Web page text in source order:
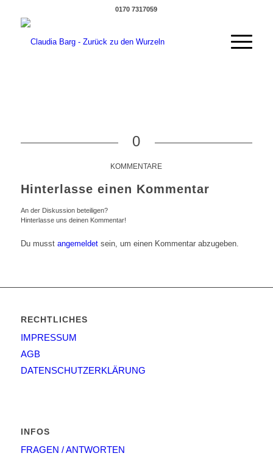
0170 7317059
0
KOMMENTARE
Hinterlasse einen Kommentar
An der Diskussion beteiligen?
Hinterlasse uns deinen Kommentar!
Du musst angemeldetsein, um einen Kommentar abzugeben.
RECHTLICHES
IMPRESSUM
AGB
DATENSCHUTZERKLÄRUNG
INFOS
FRAGEN / ANTWORTEN